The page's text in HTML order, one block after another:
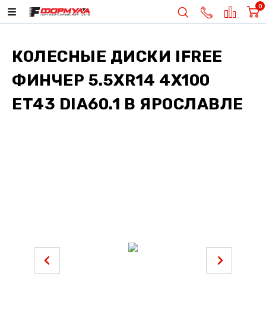
0
КОЛЕСНЫЕ ДИСКИ IFREE
ФИНЧЕР 5.5XR14 4X100
ET43 DIA60.1 В ЯРОСЛАВЛЕ